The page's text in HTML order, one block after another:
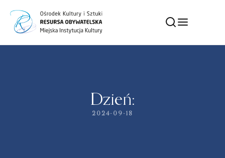
Dzień:
2024-09-18